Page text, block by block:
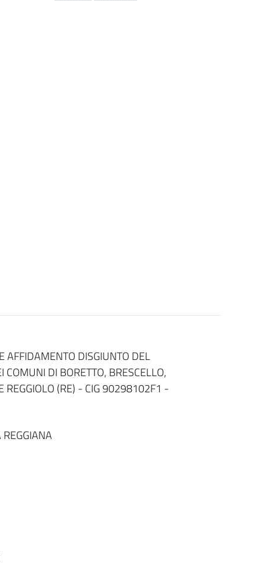
AFFIDAMENTO DISGIUNTO DEL
COMUNI DI BORETTO, BRESCELLO,
REGGIOLO (RE) - CIG 90298102F1 -